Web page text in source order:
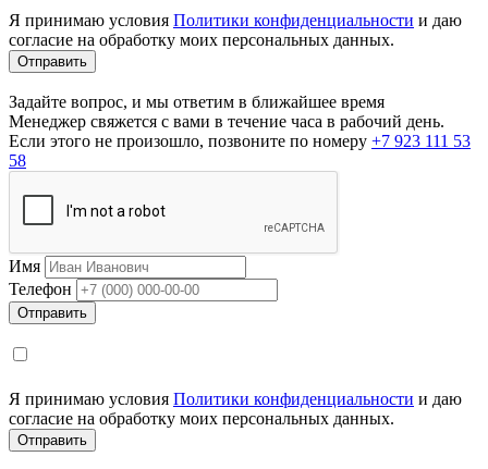
Я принимаю условия Политики конфиденциальности и даю
согласие на обработку моих персональных данных.
Задайте вопрос, и мы ответим в ближайшее время
Менеджер свяжется с вами в течение часа в рабочий день.
Если этого не произошло, позвоните по номеру +7 923 111 53
58
Имя
Телефон
Я принимаю условия Политики конфиденциальности и даю
согласие на обработку моих персональных данных.